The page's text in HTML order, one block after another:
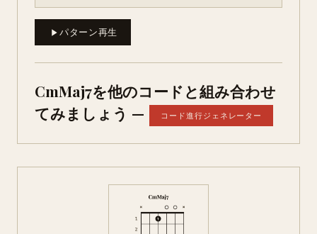
パターン再生
CmMaj7を他のコードと組み合わせ
てみましょう —
コード進行ジェネレーター